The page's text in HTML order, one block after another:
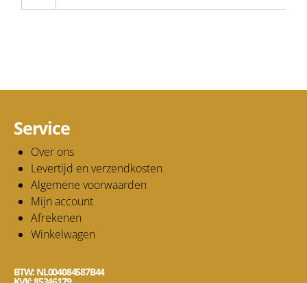
Service
Over ons
Levertijd en verzendkosten
Algemene voorwaarden
Mijn account
Afrekenen
Winkelwagen
BTW: NL004084587B44